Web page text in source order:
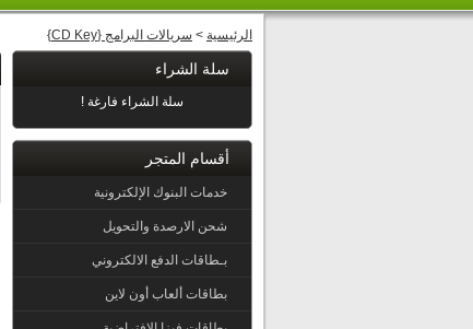
الرئيسية > سريالات البرامج {CD Key}
سلة الشراء
سلة الشراء فارغة !
أقسام المتجر
خدمات البنوك الإلكترونية
شحن الارصدة والتحويل
بـطاقات الدفع الالكتروني
بطاقات ألعاب أون لاين